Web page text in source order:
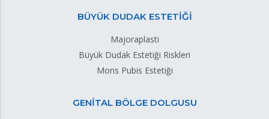
BÜYÜK DUDAK ESTETİĞİ
Majoraplasti
Büyük Dudak Estetiği Riskleri
Mons Pubis Estetiği
GENİTAL BÖLGE DOLGUSU